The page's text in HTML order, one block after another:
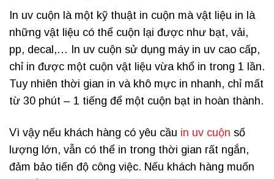
In uv cuộn là một kỹ thuật in cuộn mà vật liệu in là
những vật liệu có thể cuộn lại được như bạt, vải,
pp, decal,… In uv cuộn sử dụng máy in uv cao cấp,
chỉ in được một cuộn vật liệu vừa khổ in trong 1 lần.
Tuy nhiên thời gian in và khô mực in nhanh, chỉ mất
từ 30 phút – 1 tiếng để một cuộn bạt in hoàn thành.
Vì vậy nếu khách hàng có yêu cầu in uv cuộn số
lượng lớn, vẫn có thể in trong thời gian rất ngắn,
đảm bảo tiến độ công việc. Nếu khách hàng muốn